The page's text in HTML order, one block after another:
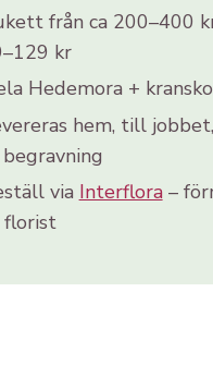
från ca 200–400
kr
Hedemora +
hem, till
via Interflora–
florist